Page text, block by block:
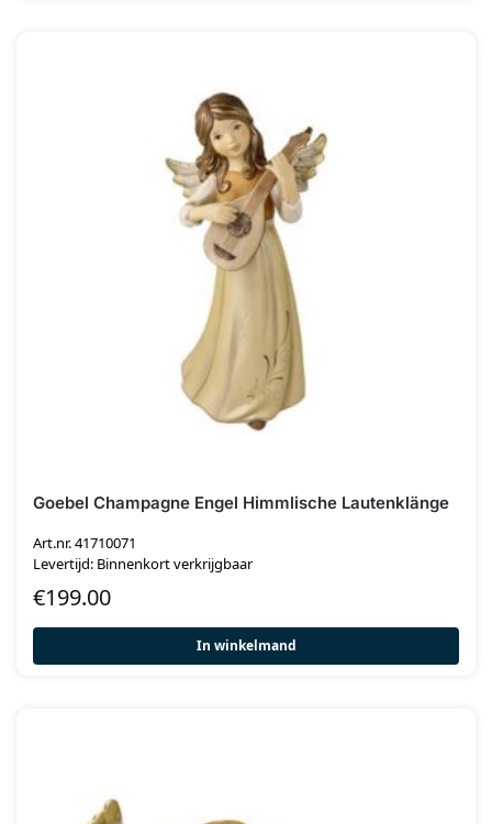
Goebel Champagne Engel Himmlische Lautenklänge
Art.nr. 41710071
Levertijd: Binnenkort verkrijgbaar
€199.00
In winkelmand